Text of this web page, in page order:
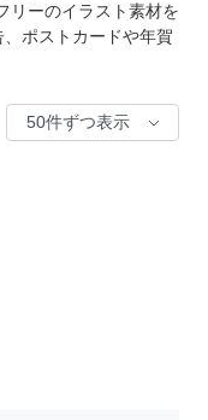
リーのイラスト素材を
ポストカードや年賀